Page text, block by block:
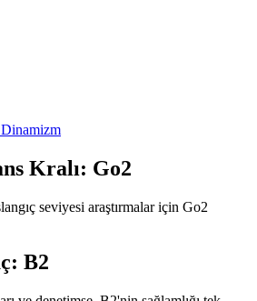
Dinamizm
Kralı: Go2
seviyesi araştırmalar için Go2
B2